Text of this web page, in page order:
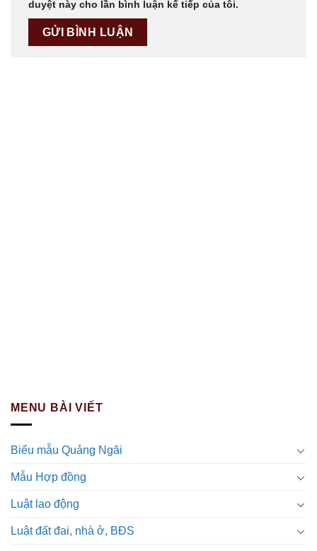
duyệt này cho lần bình luận kế tiếp của tôi.
MENU BÀI VIẾT
Biểu mẫu Quảng Ngãi
Mẫu Hợp đồng
Luật lao động
Luật đất đai, nhà ở, BĐS